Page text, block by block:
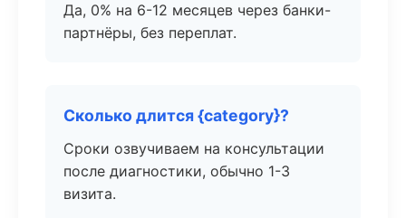
Да, 0% на 6-12 месяцев через банки-
партнёры, без переплат.
Сколько длится {category}?
Сроки озвучиваем на консультации
после диагностики, обычно 1-3
визита.